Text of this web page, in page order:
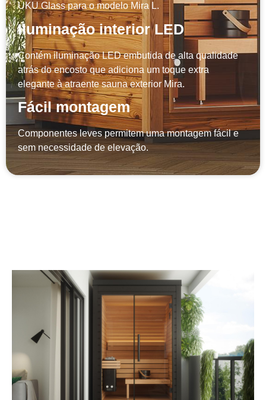
UKU Glass para o modelo Mira L.
Iluminação interior LED
Contém iluminação LED embutida de alta qualidade
atrás do encosto que adiciona um toque extra
elegante à atraente sauna exterior Mira.
Fácil montagem
Componentes leves permitem uma montagem fácil e
sem necessidade de elevação.